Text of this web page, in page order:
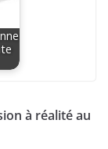
à réalité au